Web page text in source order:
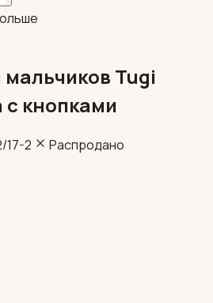
Tugi
с кнопками
17-2
Распродано